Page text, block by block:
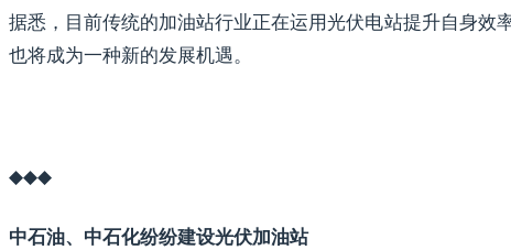
据悉，目前传统的加油站行业正在运用光伏电站提升自身效
也将成为一种新的发展机遇。
◆◆◆
中石油、中石化纷纷建设光伏加油站